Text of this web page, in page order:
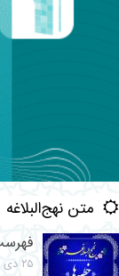
متن نهج‌البلاغه
۲۵ دی ۱۳۹۵